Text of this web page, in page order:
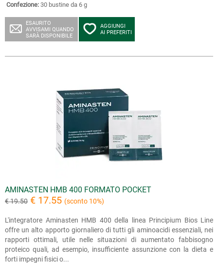
Confezione: 30 bustine da 6 g
ESAURITO
AVVISAMI QUANDO
SARÀ DISPONIBILE
AGGIUNGI
AI PREFERITI
AMINASTEN HMB 400 FORMATO POCKET
€ 19.50 € 17.55 (sconto 10%)
L'integratore Aminasten HMB 400 della linea Principium Bios Line
offre un alto apporto giornaliero di tutti gli aminoacidi essenziali, nei
rapporti ottimali, utile nelle situazioni di aumentato fabbisogno
proteico quali, ad esempio, insufficiente assunzione con la dieta e
forti impegni fisici o...